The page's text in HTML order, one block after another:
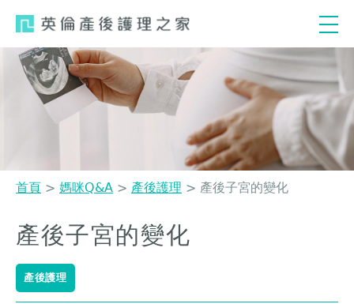
navigation
在
這
裡
首頁 > 媽咪Q&A > 產後護理 > 產後子宮的變化
Back
to
top
產後子宮的變化
產後護理